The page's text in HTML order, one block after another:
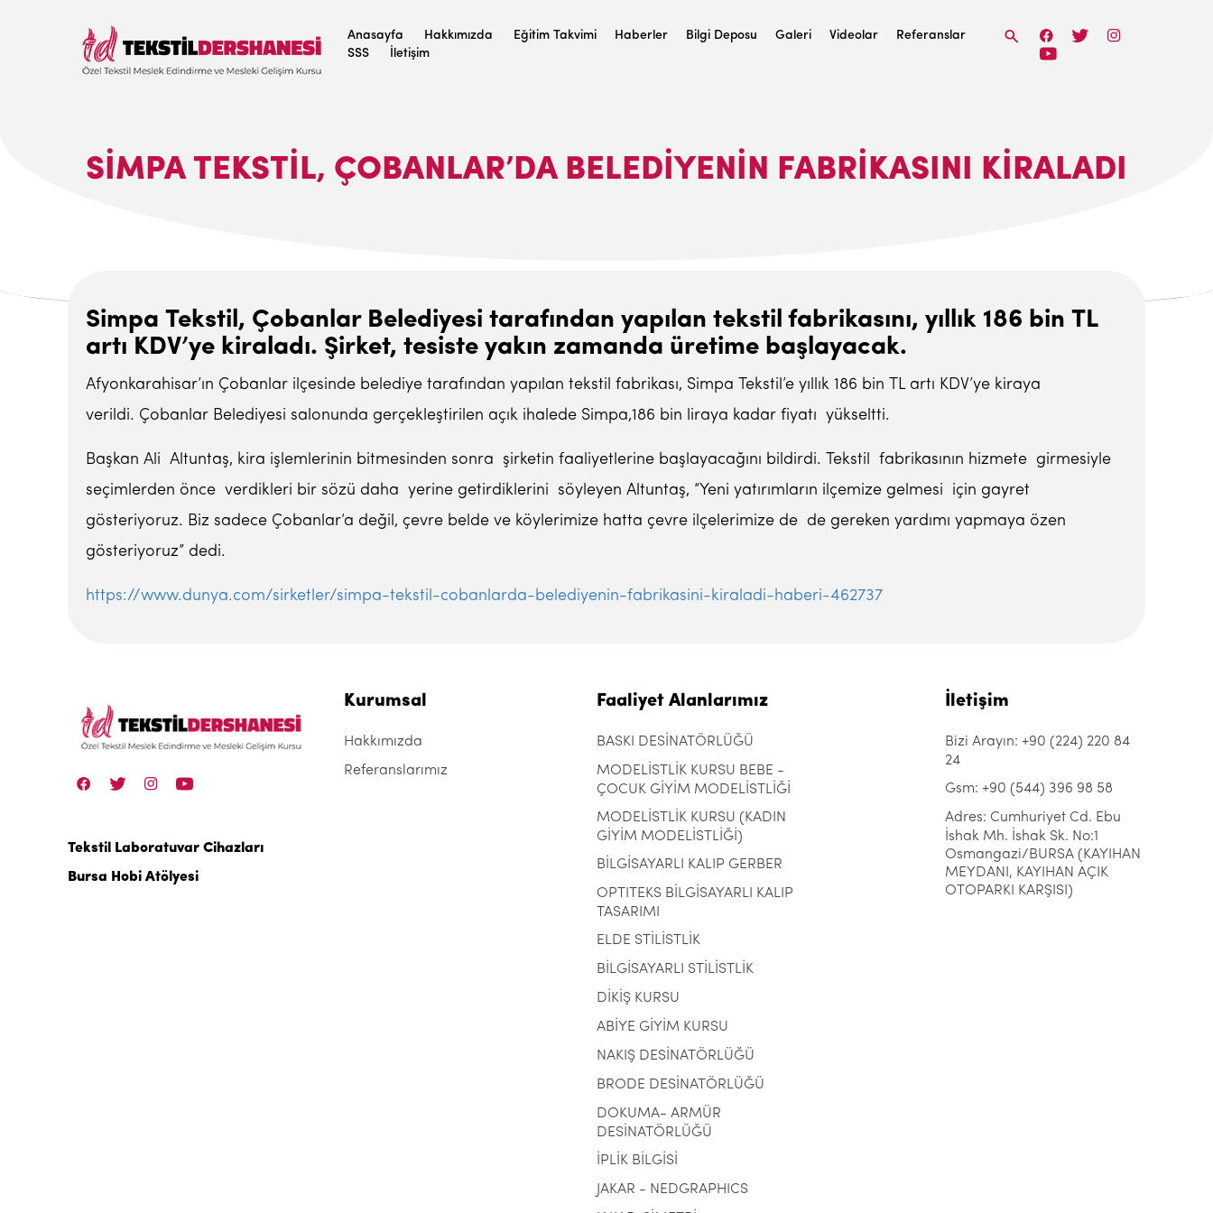
Anasayfa Hakkımızda Eğitim Takvimi Haberler Bilgi Deposu Galeri Videolar
Referanslar
SSS
İletişim
SIMPA TEKSTIL, ÇOBANLAR’DA BELEDIYENIN FABRIKASINI KIRALADI
Simpa Tekstil, Çobanlar Belediyesi tarafından yapılan tekstil fabrikasını, yıllık 186 bin TL
artı KDV’ye kiraladı. Şirket, tesiste yakın zamanda üretime başlayacak.
Afyonkarahisar’ın Çobanlar ilçesinde belediye tarafından yapılan tekstil fabrikası, Simpa Tekstil’e yıllık 186 bin TL artı KDV’ye kiraya
verildi. Çobanlar Belediyesi salonunda gerçekleştirilen açık ihalede Simpa,186 bin liraya kadar fiyatı yükseltti.
Başkan Ali Altuntaş, kira işlemlerinin bitmesinden sonra şirketin faaliyetlerine başlayacağını bildirdi. Tekstil fabrikasının hizmete girmesiyle
seçimlerden önce verdikleri bir sözü daha yerine getirdiklerini söyleyen Altuntaş, “Yeni yatırımların ilçemize gelmesi için gayret
gösteriyoruz. Biz sadece Çobanlar’a değil, çevre belde ve köylerimize hatta çevre ilçelerimize de de gereken yardımı yapmaya özen
gösteriyoruz” dedi.
https://www.dunya.com/sirketler/simpa-tekstil-cobanlarda-belediyenin-fabrikasini-kiraladi-haberi-462737
Tekstil Laboratuvar Cihazları
Bursa Hobi Atölyesi
Kurumsal
Hakkımızda
Referanslarımız
Faaliyet Alanlarımız
BASKI DESİNATÖRLÜĞÜ
MODELİSTLİK KURSU BEBE -
ÇOCUK GİYİM MODELİSTLİĞİ
MODELİSTLİK KURSU (KADIN
GİYİM MODELİSTLİĞİ)
BİLGİSAYARLI KALIP GERBER
OPTITEKS BİLGİSAYARLI KALIP
TASARIMI
ELDE STİLİSTLİK
BİLGİSAYARLI STİLİSTLİK
DİKİŞ KURSU
ABİYE GİYİM KURSU
NAKIŞ DESİNATÖRLÜĞÜ
BRODE DESİNATÖRLÜĞÜ
DOKUMA- ARMÜR
DESİNATÖRLÜĞÜ
İPLİK BİLGİSİ
JAKAR - NEDGRAPHICS
İletişim
Bizi Arayın: +90 (224) 220 84
24
Gsm: +90 (544) 396 98 58
Adres: Cumhuriyet Cd. Ebu
İshak Mh. İshak Sk. No:1
Osmangazi/BURSA (KAYIHAN
MEYDANI, KAYIHAN AÇIK
OTOPARKI KARŞISI)